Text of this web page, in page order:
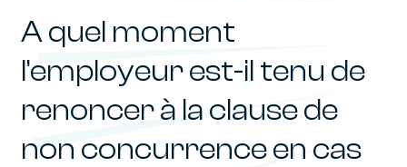
A quel moment
l’employeur est-il tenu de
renoncer à la clause de
non concurrence en cas